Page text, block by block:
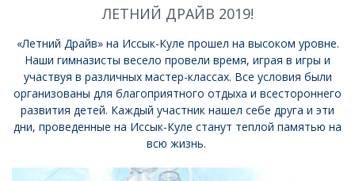
ЛЕТНИЙ ДРАЙВ 2019!
«Летний Драйв» на Иссык-Куле прошел на высоком уровне.
Наши гимназисты весело провели время, играя в игры и
участвуя в различных мастер-классах. Все условия были
организованы для благоприятного отдыха и всестороннего
развития детей. Каждый участник нашел себе друга и эти
дни, проведенные на Иссык-Куле станут теплой памятью на
всю жизнь.